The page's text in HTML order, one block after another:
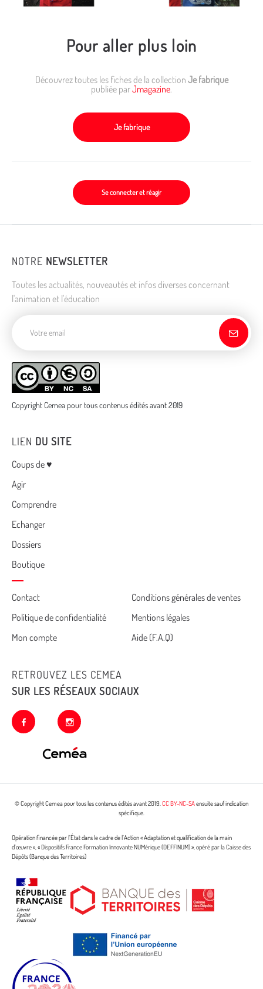
Pour aller plus loin
Découvrez toutes les fiches de la collection Je fabrique
publiée parJmagazine.
Je fabrique
Se connecter et réagir
NOTRE NEWSLETTER
Toutes les actualités, nouveautés et infos diverses concernant
l'animation et l'éducation
Copyright Cemea pour tous contenus édités avant 2019
LIEN DU SITE
Menu
Coups de ♥
Agir
Comprendre
Echanger
Dossiers
Boutique
Cemea
footer
Contact
Conditions générales de ventes
Politique de confidentialité
Mentions légales
Mon compte
Aide (F.A.Q)
RETROUVEZ LES CEMEA
SUR LES RÉSEAUX SOCIAUX
facebook instagram
© Copyright Cemea pour tous les contenus édités avant 2019. CC BY-NC-SAensuite sauf indication
spécifique.
Opération financée par l’État dans le cadre de l’Action « Adaptation et qualification de la main
d’œuvre », « Dispositifs France Formation Innovante NUMérique (DEFFINUM) », opéré par la Caisse des
Dépôts (Banque des Territoires)